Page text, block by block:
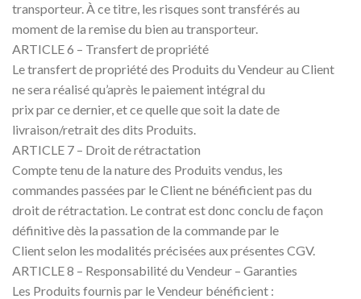
transporteur. À ce titre, les risques sont transférés au
moment de la remise du bien au transporteur.
ARTICLE 6 – Transfert de propriété
Le transfert de propriété des Produits du Vendeur au Client
ne sera réalisé qu’après le paiement intégral du
prix par ce dernier, et ce quelle que soit la date de
livraison/retrait des dits Produits.
ARTICLE 7 – Droit de rétractation
Compte tenu de la nature des Produits vendus, les
commandes passées par le Client ne bénéficient pas du
droit de rétractation. Le contrat est donc conclu de façon
définitive dès la passation de la commande par le
Client selon les modalités précisées aux présentes CGV.
ARTICLE 8 – Responsabilité du Vendeur – Garanties
Les Produits fournis par le Vendeur bénéficient :